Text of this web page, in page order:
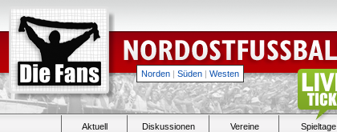
Norden | Süden | Westen
Aktuell Diskussionen Vereine Spieltage